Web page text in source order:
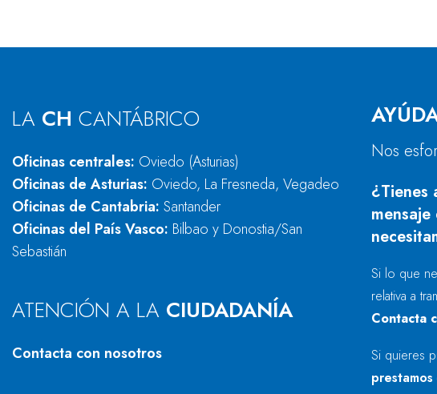
LA CH CANTÁBRICO
Oficinas centrales: Oviedo (Asturias)
Oficinas de Asturias: Oviedo, La Fresneda, Vegadeo
Oficinas de Cantabria: Santander
Oficinas del País Vasco: Bilbao y Donostia/San
Sebastián
ATENCIÓN A LA CIUDADANÍA
Contacta con nosotros
Nos
¿Tienes
Si lo que
relativa a
Contacta
Si quieres
prestamos